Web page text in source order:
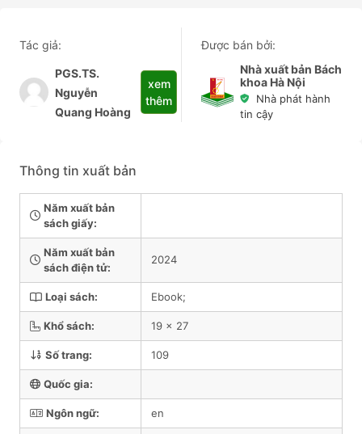
Tác giả:
PGS.TS.
Nguyễn
Quang Hoàng
xem
thêm
Được bán bởi:
Nhà xuất bản Bách
khoa Hà Nội
Nhà phát hành
tin cậy
Thông tin xuất bản
Năm xuất bản
sách giấy:
Năm xuất bản
sách điện tử:
2024
Loại sách: Ebook;
Khổ sách: 19 x 27
Số trang: 109
Quốc gia:
Ngôn ngữ: en